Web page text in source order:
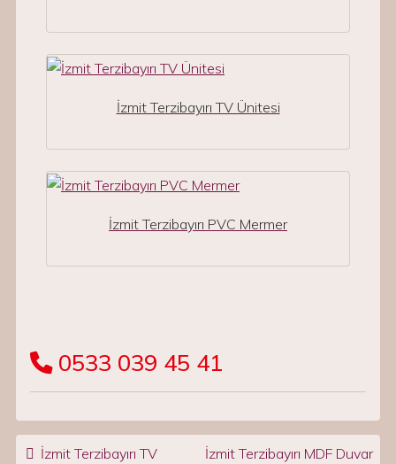
İzmit Terzibayırı TV Ünitesi
İzmit Terzibayırı PVC Mermer
0533 039 45 41
Post navigation
İzmit Terzibayırı TV
İzmit Terzibayırı MDF Duvar